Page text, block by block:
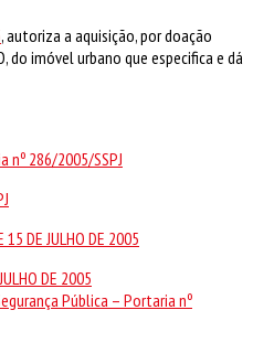
, autoriza a aquisição, por doação
do imóvel urbano que especifica e dá
nº 286/2005/SSPJ
DE JULHO DE 2005
DE 2005
Pública – Portaria nº